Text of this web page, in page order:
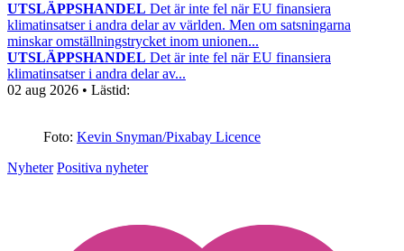
UTSLÄPPSHANDEL Det är inte fel när EU finansiera
klimatinsatser i andra delar av världen. Men om satsningarna
minskar omställningstrycket inom unionen...
UTSLÄPPSHANDEL Det är inte fel när EU finansiera
klimatinsatser i andra delar av...
02 aug 2026 • Lästid:
Foto: Kevin Snyman/Pixabay Licence
Nyheter Positiva nyheter